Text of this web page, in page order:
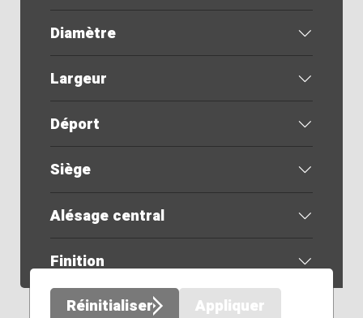
Diamètre
Largeur
Déport
Siège
Alésage central
Finition
Réinitialiser
Appliquer